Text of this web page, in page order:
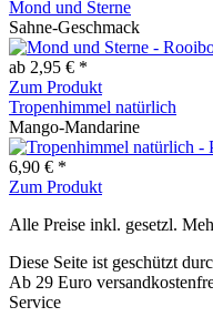
Mond und Sterne
Sahne-Geschmack
ab 2,95 € *
Zum Produkt
Tropenhimmel natürlich
Mango-Mandarine
6,90 € *
Zum Produkt
Alle Preise inkl. gesetzl.
Diese Seite ist geschützt
Ab 29 Euro
Service